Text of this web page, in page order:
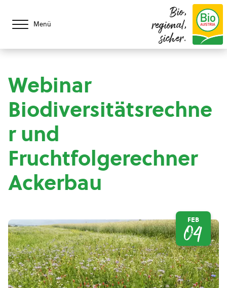
Menü
Bio,
regional,
sicher.
Webinar
Biodiversitätsrechne
r und
Fruchtfolgerechner
Ackerbau
FEB
04